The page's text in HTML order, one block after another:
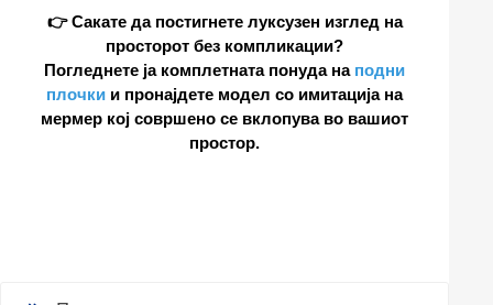
👉 Сакате да постигнете луксузен изглед на
просторот без компликации?
Погледнете ја комплетната понуда на подни
плочки и пронајдете модел со имитација на
мермер кој совршено се вклопува во вашиот
простор.